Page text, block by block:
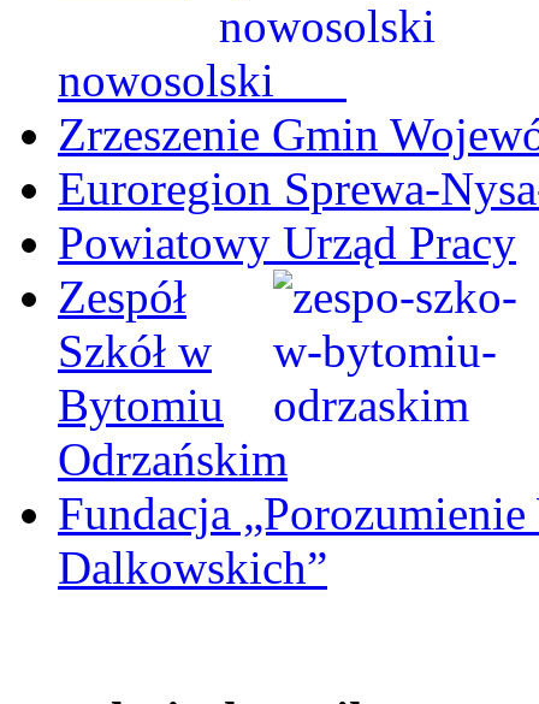
nowosolski
Zrzeszenie Gmin
Euroregion Sprewa-
Powiatowy Urząd Pracy
Zespół
Szkół w
Bytomiu
Odrzańskim
Fundacja
Dalkowskich”